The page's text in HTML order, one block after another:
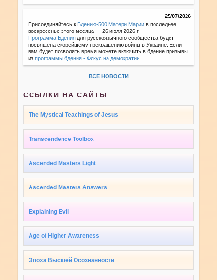
25/07/2026
Присоединяйтесь к Бдению-500 Матери Марии в последнее
воскресенье этого месяца — 26 июля 2026 г.
Программа Бдения для русскоязычного сообщества будет
посвящена скорейшему прекращению войны в Украине. Если
вам будет позволять время можете включить в бдение призывы
изпрограммы бдения - Фокус на демократии
ВСЕ НОВОСТИ
ССЫЛКИ НА САЙТЫ
The Mystical Teachings of Jesus
Transcendence Toolbox
Ascended Masters Light
Ascended Masters Answers
Explaining Evil
Age of Higher Awareness
Эпоха Высшей Осознанности